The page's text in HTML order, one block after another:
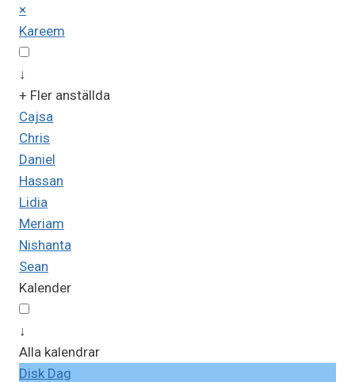
×
Kareem
↓
+ Fler anställda
Cajsa
Chris
Daniel
Hassan
Lidia
Meriam
Nishanta
Sean
Kalender
↓
Alla kalendrar
Disk Dag